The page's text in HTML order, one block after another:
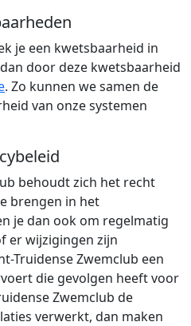
je een kwetsbaarheid in
door deze kwetsbaarheid
. Zo kunnen we samen de
van onze systemen
behoudt zich het recht
brengen in het
je dan ook om regelmatig
er wijzigingen zijn
Truidense Zwemclub een
die gevolgen heeft voor
Zwemclub de
verwerkt, dan maken